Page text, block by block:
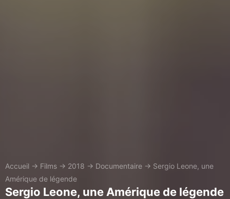
Accueil → Films → 2018 → Documentaire → Sergio Leone, une
Amérique de légende
Sergio Leone, une Amérique de légende